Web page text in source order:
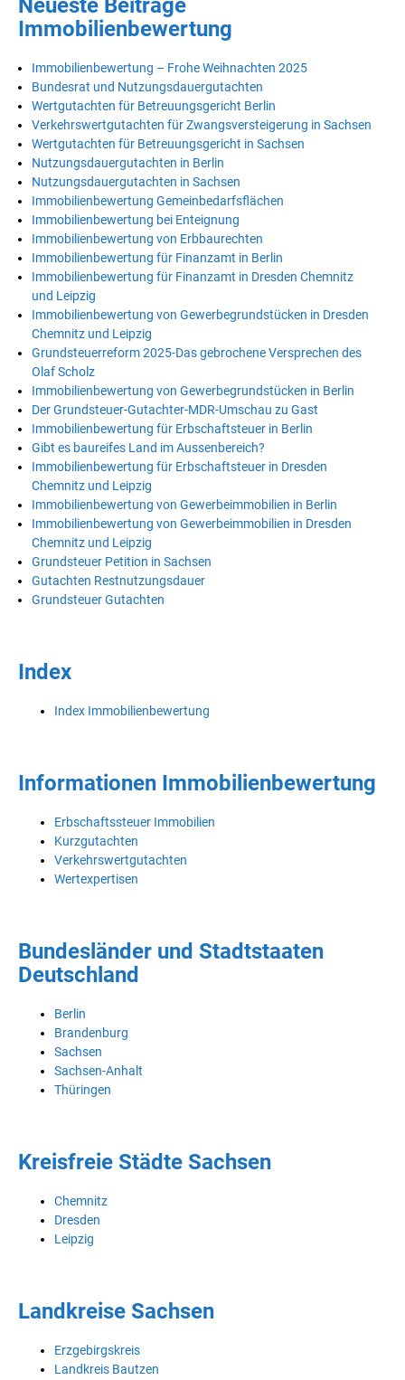
Neueste Beiträge
Immobilienbewertung
Immobilienbewertung – Frohe Weihnachten 2025
Bundesrat und Nutzungsdauergutachten
Wertgutachten für Betreuungsgericht Berlin
Verkehrswertgutachten für Zwangsversteigerung in Sachsen
Wertgutachten für Betreuungsgericht in Sachsen
Nutzungsdauergutachten in Berlin
Nutzungsdauergutachten in Sachsen
Immobilienbewertung Gemeinbedarfsflächen
Immobilienbewertung bei Enteignung
Immobilienbewertung von Erbbaurechten
Immobilienbewertung für Finanzamt in Berlin
Immobilienbewertung für Finanzamt in Dresden Chemnitz
und Leipzig
Immobilienbewertung von Gewerbegrundstücken in Dresden
Chemnitz und Leipzig
Grundsteuerreform 2025-Das gebrochene Versprechen des
Olaf Scholz
Immobilienbewertung von Gewerbegrundstücken in Berlin
Der Grundsteuer-Gutachter-MDR-Umschau zu Gast
Immobilienbewertung für Erbschaftsteuer in Berlin
Gibt es baureifes Land im Aussenbereich?
Immobilienbewertung für Erbschaftsteuer in Dresden
Chemnitz und Leipzig
Immobilienbewertung von Gewerbeimmobilien in Berlin
Immobilienbewertung von Gewerbeimmobilien in Dresden
Chemnitz und Leipzig
Grundsteuer Petition in Sachsen
Gutachten Restnutzungsdauer
Grundsteuer Gutachten
Index
Index Immobilienbewertung
Informationen Immobilienbewertung
Erbschaftssteuer Immobilien
Kurzgutachten
Verkehrswertgutachten
Wertexpertisen
Bundesländer und Stadtstaaten
Deutschland
Berlin
Brandenburg
Sachsen
Sachsen-Anhalt
Thüringen
Kreisfreie Städte Sachsen
Chemnitz
Dresden
Leipzig
Landkreise Sachsen
Erzgebirgskreis
Landkreis Bautzen